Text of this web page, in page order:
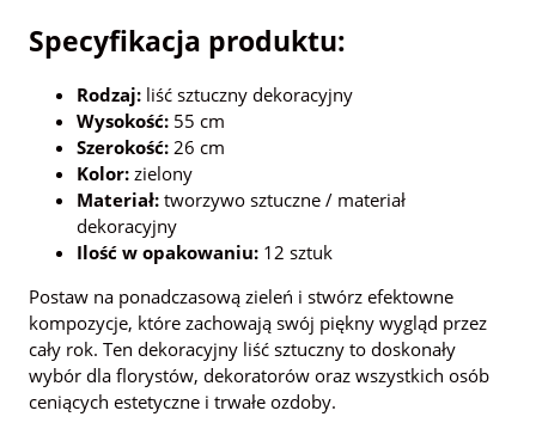
Specyfikacja produktu:
Rodzaj: liść sztuczny dekoracyjny
Wysokość: 55 cm
Szerokość: 26 cm
Kolor: zielony
Materiał: tworzywo sztuczne / materiał
dekoracyjny
Ilość w opakowaniu: 12 sztuk
Postaw na ponadczasową zieleń i stwórz efektowne
kompozycje, które zachowają swój piękny wygląd przez
cały rok. Ten dekoracyjny liść sztuczny to doskonały
wybór dla florystów, dekoratorów oraz wszystkich osób
ceniących estetyczne i trwałe ozdoby.